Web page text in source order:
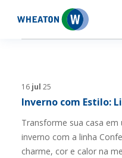
Wheaton
16 jul 25
Inverno com Estilo:
Transforme sua casa
inverno com a linha
charme, cor e calor na